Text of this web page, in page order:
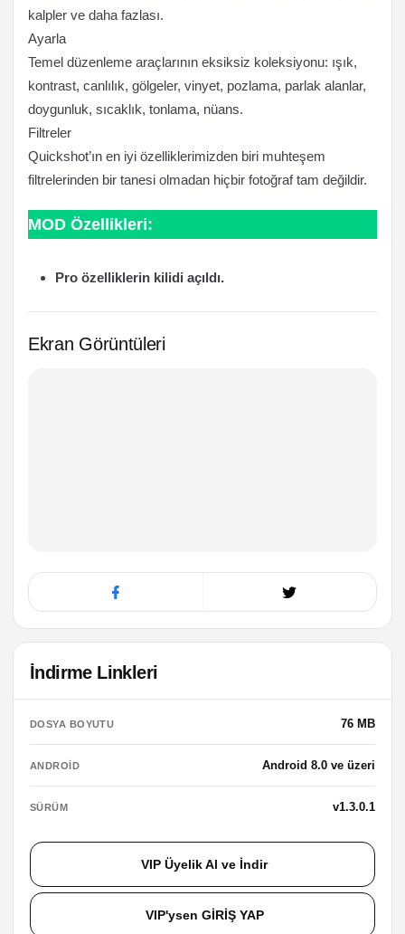
kalpler ve daha fazlası.
Ayarla
Temel düzenleme araçlarının eksiksiz koleksiyonu: ışık,
kontrast, canlılık, gölgeler, vinyet, pozlama, parlak alanlar,
doygunluk, sıcaklık, tonlama, nüans.
Filtreler
Quickshot’ın en iyi özelliklerimizden biri muhteşem
filtrelerinden bir tanesi olmadan hiçbir fotoğraf tam değildir.
MOD Özellikleri:
Pro özelliklerin kilidi açıldı.
Ekran Görüntüleri
İndirme Linkleri
DOSYA BOYUTU 76 MB
ANDROID Android 8.0 ve üzeri
SÜRÜM v1.3.0.1
VIP Üyelik Al ve İndir
VIP'ysen GİRİŞ YAP